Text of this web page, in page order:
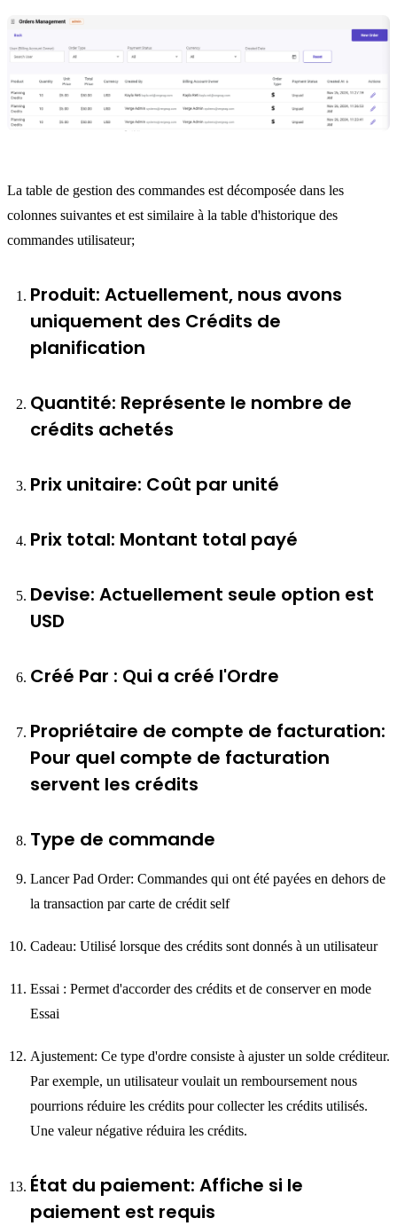
La table de gestion des commandes est décomposée dans les
colonnes suivantes et est similaire à la table d'historique des
commandes utilisateur;
Produit: Actuellement, nous avons
uniquement des Crédits de
planification
Quantité: Représente le nombre de
crédits achetés
Prix unitaire: Coût par unité
Prix total: Montant total payé
Devise: Actuellement seule option est
USD
Créé Par : Qui a créé l'Ordre
Propriétaire de compte de facturation:
Pour quel compte de facturation
servent les crédits
Type de commande
Lancer Pad Order: Commandes qui ont été payées en dehors de
la transaction par carte de crédit self
Cadeau: Utilisé lorsque des crédits sont donnés à un utilisateur
Essai : Permet d'accorder des crédits et de conserver en mode
Essai
Ajustement: Ce type d'ordre consiste à ajuster un solde créditeur.
Par exemple, un utilisateur voulait un remboursement nous
pourrions réduire les crédits pour collecter les crédits utilisés.
Une valeur négative réduira les crédits.
État du paiement: Affiche si le
paiement est requis